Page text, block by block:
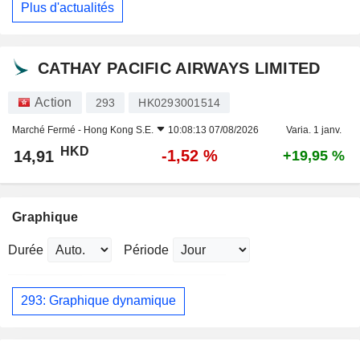
Plus d'actualités
CATHAY PACIFIC AIRWAYS LIMITED
Action 293 HK0293001514
Marché Fermé - Hong Kong S.E. 10:08:13 07/08/2026 Varia. 1 janv.
14,91 HKD -1,52 % +19,95 %
Graphique
Durée Période
293: Graphique dynamique